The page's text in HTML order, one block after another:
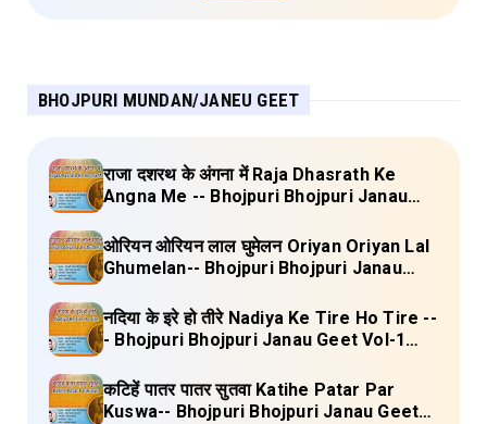
BHOJPURI MUNDAN/JANEU GEET
राजा दशरथ के अंगना में Raja Dhasrath Ke
Angna Me -- Bhojpuri Bhojpuri Janau
ओरियन ओरियन लाल घुमेलन Oriyan Oriyan Lal
Ghumelan-- Bhojpuri Bhojpuri Janau
नदिया के इरे हो तीरे Nadiya Ke Tire Ho Tire --
- Bhojpuri Bhojpuri Janau Geet Vol-1
कटिहें पातर पातर सुतवा Katihe Patar Par
Kuswa-- Bhojpuri Bhojpuri Janau Geet